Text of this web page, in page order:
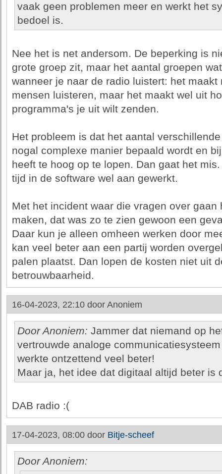
vaak geen problemen meer en werkt het
bedoel is.
Nee het is net andersom. De beperking is
grote groep zit, maar het aantal groepen
wanneer je naar de radio luistert: het
mensen luisteren, maar het maakt wel uit
programma's je uit wilt zenden.
Het probleem is dat het aantal
nogal complexe manier bepaald wordt en
heeft te hoog op te lopen. Dan gaat het
tijd in de software wel aan gewerkt.
Met het incident waar die vragen over
maken, dat was zo te zien gewoon een
Daar kun je alleen omheen werken door
kan veel beter aan een partij worden
palen plaatst. Dan lopen de kosten niet uit
betrouwbaarheid.
16-04-2023, 22:10 door Anoniem
Door Anoniem: Jammer dat niemand op
vertrouwde analoge
werkte ontzettend veel beter!
Maar ja, het idee dat digitaal altijd beter is
DAB radio :(
17-04-2023, 08:00 door Bitje-scheef
Door Anoniem: